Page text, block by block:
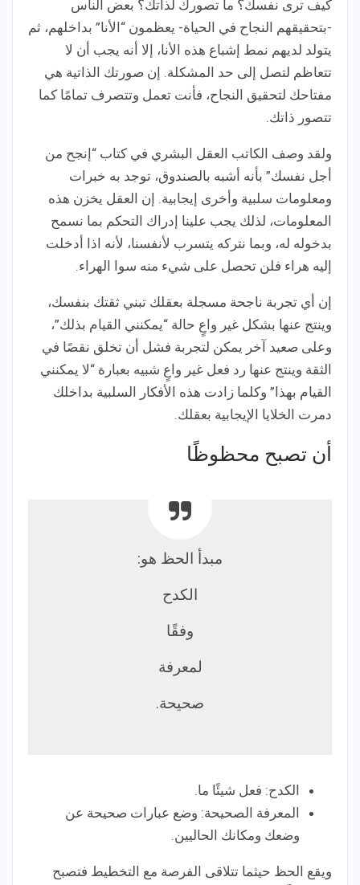
كيف ترى نفسك؟ ما تصورك لذاتك؟ بعض الناس
-بتحقيقهم النجاح في الحياة- يعظمون “الأنا” بداخلهم، ثم
يتولد لديهم نمط إشباع هذه الأنا، إلا أنه يجب أن لا
تتعاظم لتصل إلى حد المشكلة. إن صورتك الذاتية هي
مفتاحك لتحقيق النجاح، فأنت تعمل وتتصرف تمامًا كما
تتصور ذاتك.
ولقد وصف الكاتب العقل البشري في كتاب “إنجح من
أجل نفسك” بأنه أشبه بالصندوق، توجد به خبرات
ومعلومات سلبية وأخرى إيجابية. إن العقل يخزن هذه
المعلومات، لذلك يجب علينا إدراك التحكم بما نسمح
بدخوله له، وبما نتركه يتسرب لأنفسنا، لأنه اذا أدخلت
إليه هراء فلن تحصل على شيء منه سوا الهراء.
إن أي تجربة ناجحة مسجلة بعقلك تبني ثقتك بنفسك،
وينتج عنها بشكل غير واعٍ حالة “يمكنني القيام بذلك”،
وعلى صعيد آخر يمكن لتجربة فشل أن تخلق نقصًا في
الثقة وينتج عنها رد فعل غير واعٍ شبيه بعبارة “لا يمكنني
القيام بهذا” وكلما زادت هذه الأفكار السلبية بداخلك
دمرت الخلايا الإيجابية بعقلك.
أن تصبح محظوظًا
مبدأ الحظ هو:
الكدح
وفقًا
لمعرفة
صحيحة.
الكدح: فعل شيئًا ما.
المعرفة الصحيحة: وضع عبارات صحيحة عن
وضعك ومكانك الحاليين.
ويقع الحظ حيثما تتلاقى الفرصة مع التخطيط فتصبح